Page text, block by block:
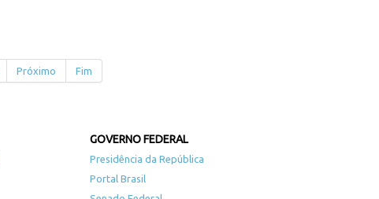
Próximo Fim
GOVERNO FEDERAL
Presidência da República
Portal Brasil